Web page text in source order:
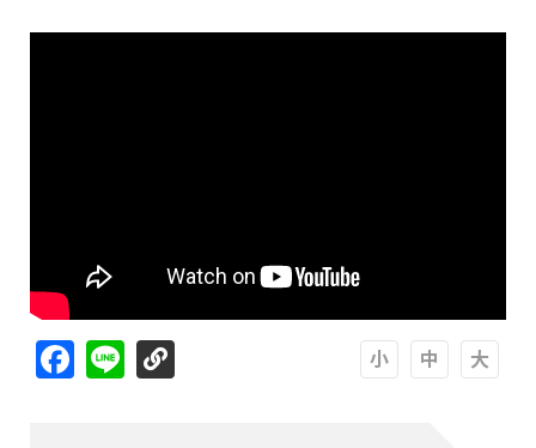
Facebook
Line